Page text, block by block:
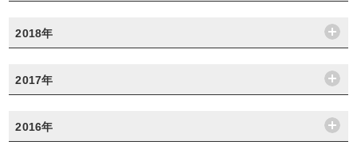
2018年
2017年
2016年